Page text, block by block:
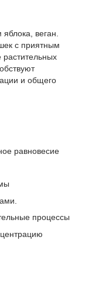
веган.
с приятным
и общего
равновесие
процессы